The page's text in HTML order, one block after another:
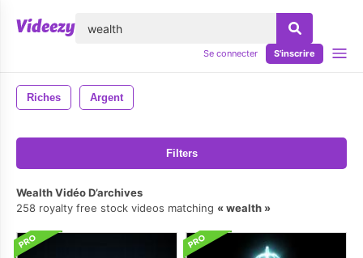
Se connecter S'inscrire
Riches Argent
Filters
Wealth Vidéo D’archives
258 royalty free stock videos matching
wealth